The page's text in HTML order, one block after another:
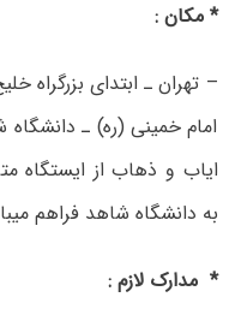
* مکان :
– تهران ـ ابتدای
امام خمینی (ره) ـ
ایاب و ذهاب از ایستگاه
به دانشگاه شاهد فراهم
* مدارک لازم :